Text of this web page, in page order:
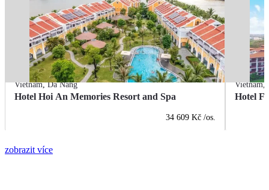
Vietnam,Da Nang
Hotel Hoi An Memories Resort and Spa
34 609 Kč /os.
Vietnam,
Hotel
zobrazit více